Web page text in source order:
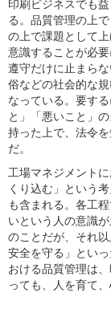
印刷ビジネスでも益
る。品質管理の上
の上で課題として
意識することが必
遵守だけに止まら
俗などの社会的な
なっている。要す
と」「悪いこと」
持った上で、法令
だ。
工場マネジメント
くり込む」という
も含まれる。各工
いという人の意識
のことだが、それ
安全を守る」とい
おける品質管理は
っても、人を育て